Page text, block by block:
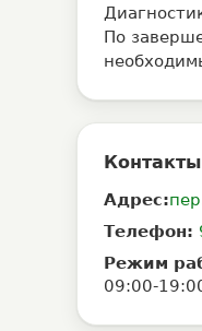
По
Контакты
Адрес:
Телефон:
Режим
09:00-